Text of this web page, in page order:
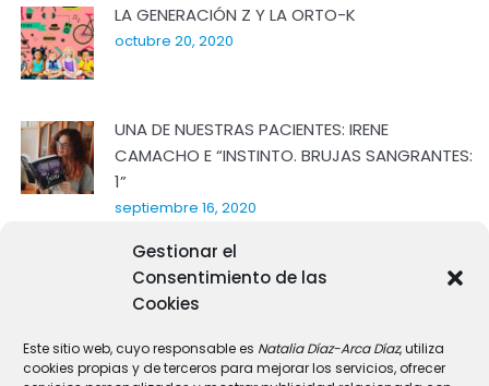
Gestionar el
Consentimiento de las
Cookies
Este sitio web, cuyo responsable es Natalia Díaz-Arca Díaz, utiliza
cookies propias y de terceros para mejorar los servicios, ofrecer
LA GENERACIÓN Z Y LA ORTO-K
octubre 20, 2020
UNA DE NUESTRAS PACIENTES: IRENE
CAMACHO E “INSTINTO. BRUJAS SANGRANTES:
1”
septiembre 16, 2020
NUEVOS AVANCES CIENTÍFICOS SOBRE LA
EFICACIA DE LA TERAPIA LUMÍNICA.